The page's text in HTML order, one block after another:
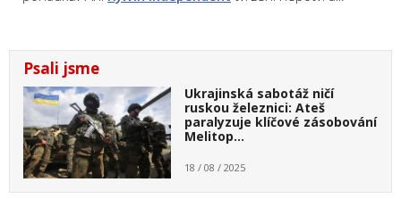
Psali jsme
Ukrajinská sabotáž ničí
ruskou železnici: Ateš
paralyzuje klíčové zásobování
Melitop…
18 / 08 / 2025